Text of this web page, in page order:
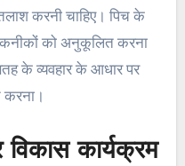
करनी चाहिए। पिच के
को अनुकूलित करना
के व्यवहार के आधार पर
करना।
विकास कार्यक्रम